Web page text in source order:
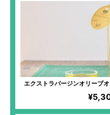
エクストラバージンオリーブ
100%｜冷凍搾油で鮮度バツグ
ルベキーナ種使用！エグみな
ー